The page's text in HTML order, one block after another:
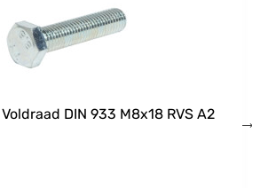
DIN 933 M8x18 RVS A2